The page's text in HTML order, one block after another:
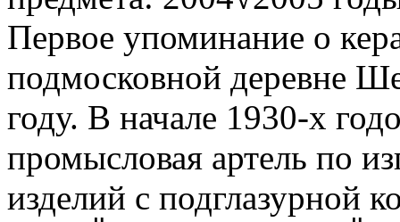
Первое упоминание о
подмосковной деревне
году. В начале 1930-х
промысловая артель по
изделий с подглазурной